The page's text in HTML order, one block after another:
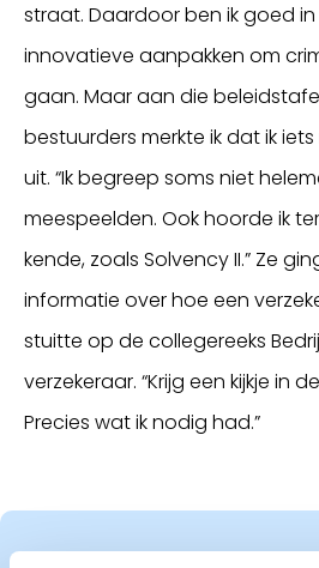
straat. Daardoor ben ik goed
innovatieve aanpakken om
gaan. Maar aan die
bestuurders merkte ik dat ik iets
uit. “Ik begreep soms niet
meespeelden. Ook hoorde ik
kende, zoals Solvency II.” Ze
informatie over hoe een
stuitte op de collegereeks
verzekeraar. “Krijg een kijkje in
Precies wat ik nodig had.”